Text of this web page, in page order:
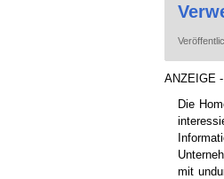
ANZEIGE -
Die
mit